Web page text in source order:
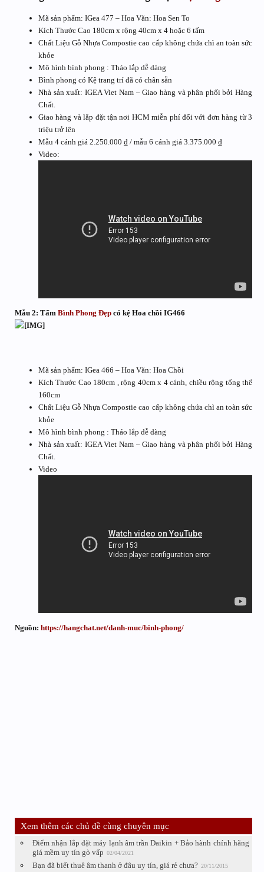
Mã sản phẩm: IGea 477 – Hoa Văn: Hoa Sen To
Kích Thước Cao 180cm x rộng 40cm x 4 hoặc 6 tấm
Chất Liệu Gỗ Nhựa Compostie cao cấp không chứa chì an toàn sức
khỏe
Mô hình bình phong : Tháo lắp dễ dàng
Bình phong có Kệ trang trí đã có chân sẵn
Nhà sản xuất: IGEA Viet Nam – Giao hàng và phân phối bởi Hàng
Chất.
Giao hàng và lắp đặt tận nơi HCM miễn phí đối với đơn hàng từ 3
triệu trở lên
Mẫu 4 cánh giá 2.250.000 ₫ / mẫu 6 cánh giá 3.375.000 ₫
Video:
Mẫu 2: Tấm Bình Phong Đẹp có kệ Hoa chồi IG466
Mã sản phẩm: IGea 466 – Hoa Văn: Hoa Chồi
Kích Thước Cao 180cm , rộng 40cm x 4 cánh, chiều rộng tổng thể
160cm
Chất Liệu Gỗ Nhựa Compostie cao cấp không chứa chì an toàn sức
khỏe
Mô hình bình phong : Tháo lắp dễ dàng
Nhà sản xuất: IGEA Viet Nam – Giao hàng và phân phối bởi Hàng
Chất.
Video
Nguồn: https://hangchat.net/danh-muc/binh-phong/
Xem thêm các chủ đề cùng chuyên mục
Điểm nhận lắp đặt máy lạnh âm trần Daikin + Bảo hành chính hãng
giá mềm uy tín gò vấp 02/04/2021
Bạn đã biết thuê âm thanh ở đâu uy tín, giá rẻ chưa? 20/11/2015